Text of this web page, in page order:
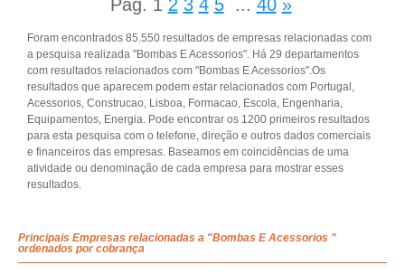
Pág. 1 2 3 4 5 ... 40 »
Foram encontrados 85.550 resultados de empresas relacionadas com
a pesquisa realizada "Bombas E Acessorios". Há 29 departamentos
com resultados relacionados com "Bombas E Acessorios".Os
resultados que aparecem podem estar relacionados com Portugal,
Acessorios, Construcao, Lisboa, Formacao, Escola, Engenharia,
Equipamentos, Energia. Pode encontrar os 1200 primeiros resultados
para esta pesquisa com o telefone, direção e outros dados comerciais
e financeiros das empresas. Baseamos em coincidências de uma
atividade ou denominação de cada empresa para mostrar esses
resultados.
Principais Empresas relacionadas a "Bombas E Acessorios "
ordenados por cobrança